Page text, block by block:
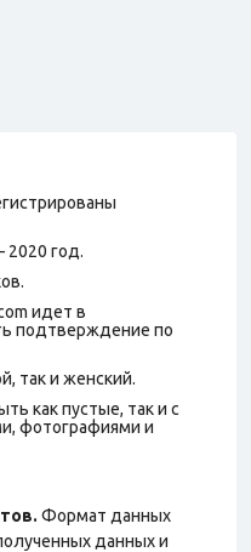
2020 год.
идет в
подтверждение по
так и женский.
как пустые, так и с
фотографиями и
Формат данных
данных и